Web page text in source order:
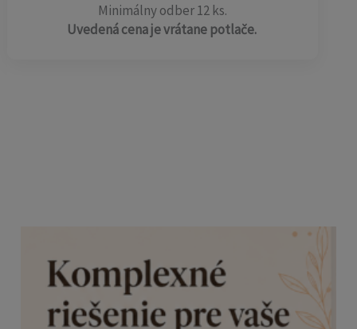
Minimálny odber 12 ks.
Uvedená cena je vrátane potlače.